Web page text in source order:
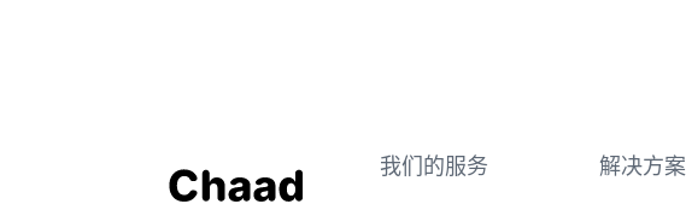
我们的服务 解决方案